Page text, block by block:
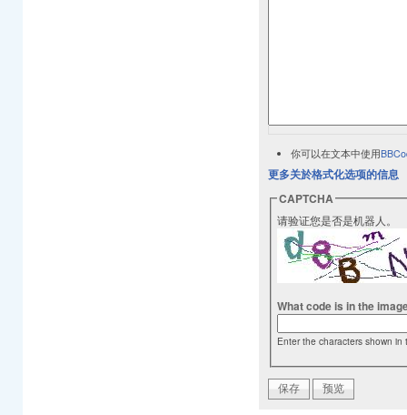
你可以在文本中使用
更多关於格式化选项的信息
CAPTCHA
请验证您是否是机器人。
What code is in the
Enter the characters shown in